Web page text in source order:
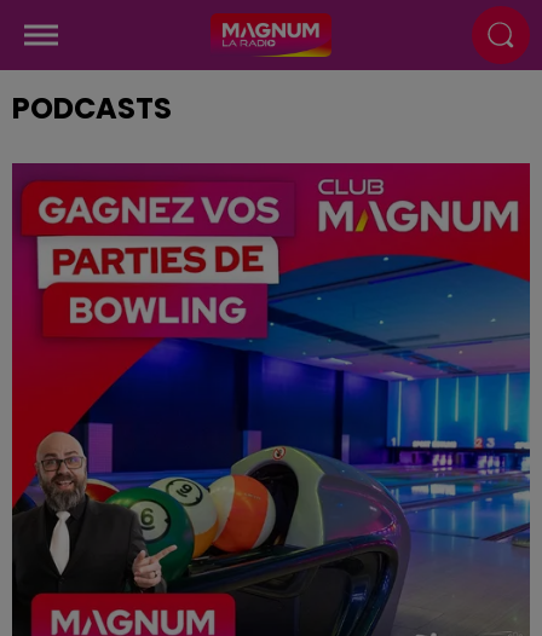
PODCASTS